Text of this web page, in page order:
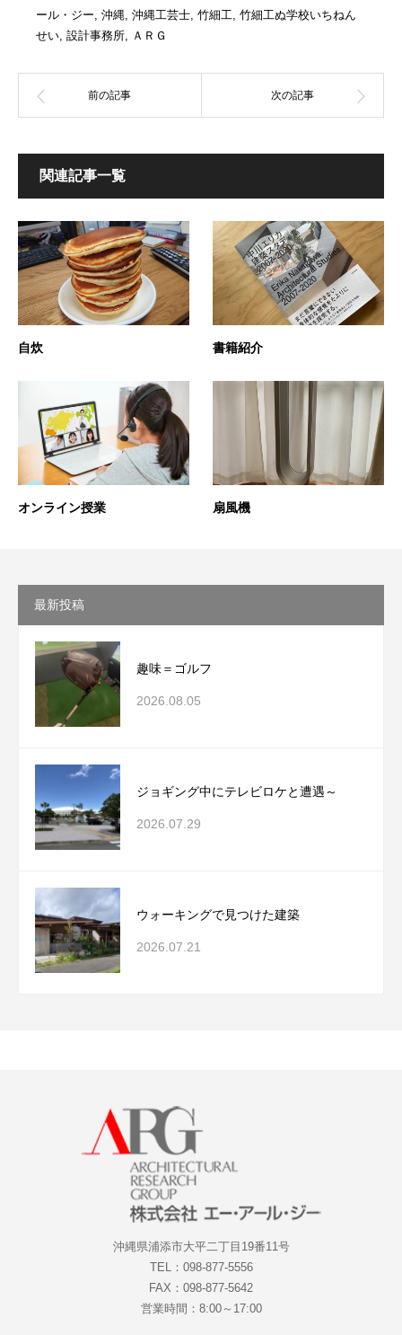
ール・ジー 沖縄 沖縄工芸士 竹細工 竹細工ぬ学校いちねん
せい 設計事務所 ＡＲＧ
関連記事一覧
自炊 書籍紹介
オンライン授業 扇風機
最新投稿
趣味＝ゴルフ
2026.08.05
ジョギング中にテレビロケと遭遇～
2026.07.29
ウォーキングで見つけた建築
2026.07.21
沖縄県浦添市大平二丁目19番11号
TEL：098-877-5556
FAX：098-877-5642
営業時間：8:00～17:00